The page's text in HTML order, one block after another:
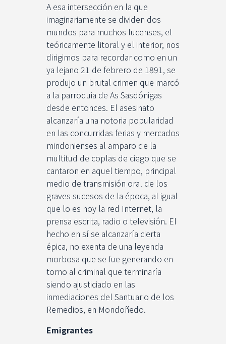
A esa intersección en la que
imaginariamente se dividen dos
mundos para muchos lucenses, el
teóricamente litoral y el interior, nos
dirigimos para recordar como en un
ya lejano 21 de febrero de 1891, se
produjo un brutal crimen que marcó
a la parroquia de As Sasdónigas
desde entonces. El asesinato
alcanzaría una notoria popularidad
en las concurridas ferias y mercados
mindonienses al amparo de la
multitud de coplas de ciego que se
cantaron en aquel tiempo, principal
medio de transmisión oral de los
graves sucesos de la época, al igual
que lo es hoy la red Internet, la
prensa escrita, radio o televisión. El
hecho en sí se alcanzaría cierta
épica, no exenta de una leyenda
morbosa que se fue generando en
torno al criminal que terminaría
siendo ajusticiado en las
inmediaciones del Santuario de los
Remedios, en Mondoñedo.
Emigrantes